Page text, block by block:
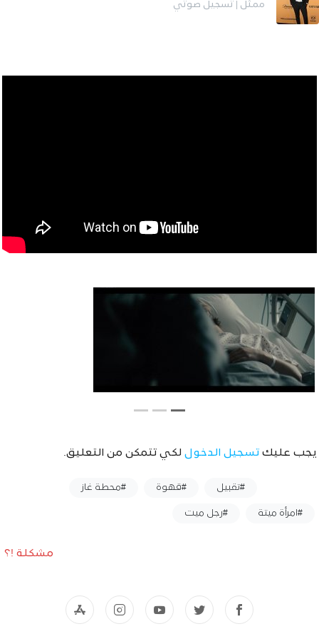
ممثل | تسجيل صوتي
يجب عليك تسجيل الدخول لكي تتمكن من التعليق.
#تقبيل #قهوة #محطة غاز
#امرأة ميتة #رجل ميت
مشكلة !؟